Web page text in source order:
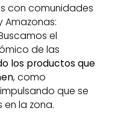
con comunidades
Amazonas:
el
de las
los productos que
, como
que se
la zona.